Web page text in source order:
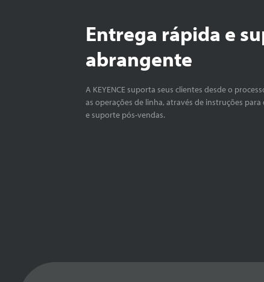
Entrega rápida e
abrangente
A KEYENCE suporta seus clientes desde o
as operações de linha, através de instruções
e suporte pós-vendas.